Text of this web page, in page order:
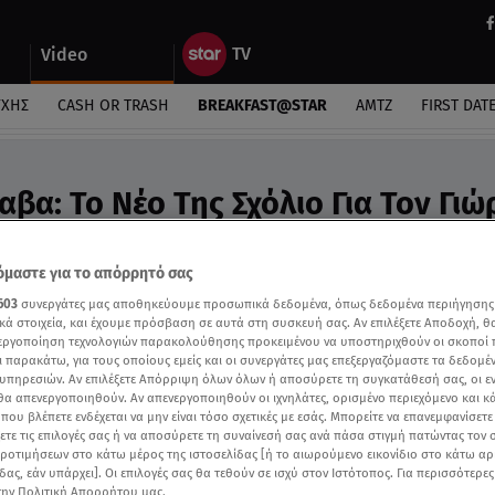
Video
CASH OR TRASH BREAKFAST@STAR ΑΜΤΖ FIRST
Το Νέο Της Σχόλιο Για Τον
ενδιαφέρον έχει αν θα παραμείνει στον
για το απόρρητό σας
συνεργάτες μας αποθηκεύουμε προσωπικά δεδομένα, όπως δεδομένα
στοιχεία, και έχουμε πρόσβαση σε αυτά στη συσκευή σας. Αν επιλέξετε Αποδοχή,
τεχνολογιών παρακολούθησης προκειμένου να υποστηριχθούν οι σκοποί
παρακάτω, για τους οποίους εμείς και οι συνεργάτες μας επεξεργαζόμαστε τα
Αν επιλέξετε Απόρριψη όλων όλων ή αποσύρετε τη συγκατάθεσή σας, οι
απενεργοποιηθούν. Αν απενεργοποιηθούν οι ιχνηλάτες, ορισμένο περιεχόμενο και
βλέπετε ενδέχεται να μην είναι τόσο σχετικές με εσάς. Μπορείτε να
τις επιλογές σας ή να αποσύρετε τη συναίνεσή σας ανά πάσα στιγμή πατώντας τον
στο κάτω μέρος της ιστοσελίδας [ή το αιωρούμενο εικονίδιο στο κάτω
εάν υπάρχει]. Οι επιλογές σας θα τεθούν σε ισχύ στον Ιστότοπος. Για
Πολιτική Απορρήτου μας.